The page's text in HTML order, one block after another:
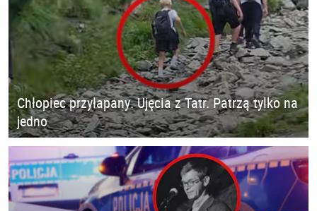
Chłopiec przyłapany. Ujęcia z Tatr. Patrzą tylko na
jedno